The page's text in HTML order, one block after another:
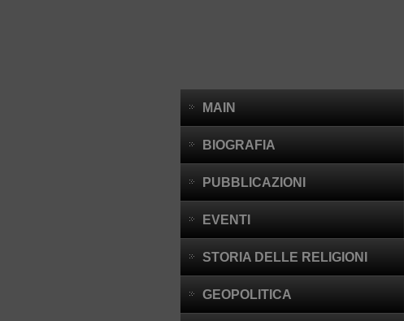
MAIN
BIOGRAFIA
PUBBLICAZIONI
EVENTI
STORIA DELLE RELIGIONI
GEOPOLITICA